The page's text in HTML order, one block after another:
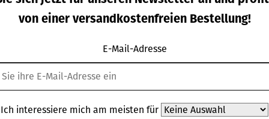
Preis:
€
oder
Taufe |
Regulärer Preis:
Ab64,00 €
Harmonie
Regulärer Preis:
Ab94,00 €
–
Welterbe
Verkaufspreis:
79,00 €
Regulärer Preis:
Weitere Produkte der Marke ArsMundi
von einer versandkostenfreien Bestellung!
E-Mail-Adresse
Ich interessiere mich am meisten für